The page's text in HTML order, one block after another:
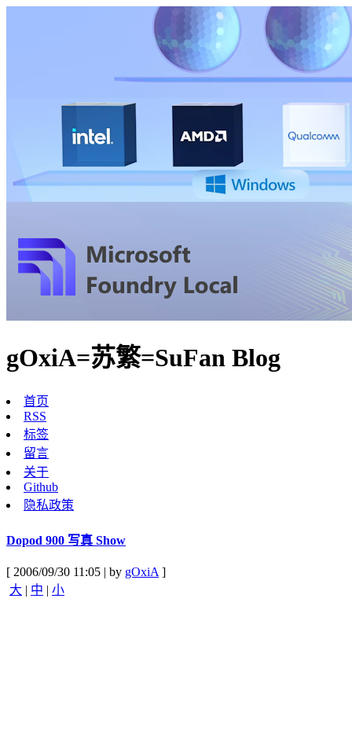
gOxiA=苏繁=SuFan Blog
首页
RSS
标签
留言
关于
Github
隐私政策
Dopod 900 写真 Show
[ 2006/09/30 11:05 | by gOxiA]
大 | 中 | 小